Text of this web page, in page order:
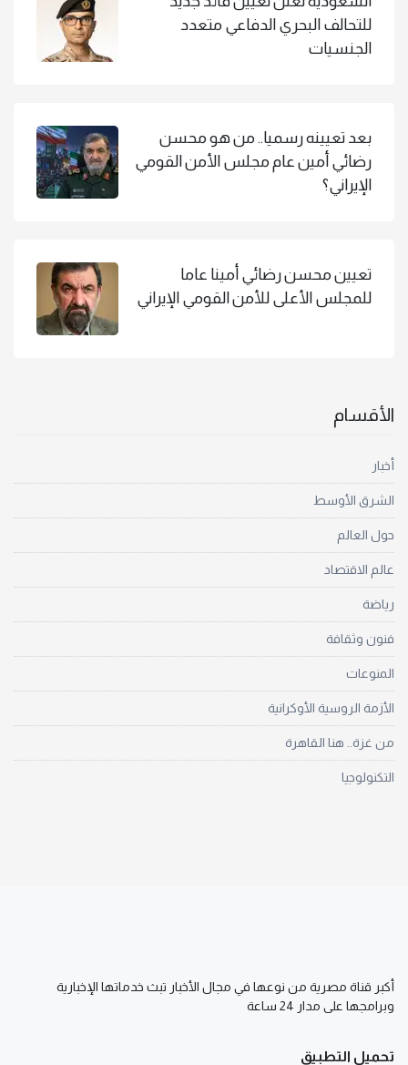
للتحالف البحري الدفاعي متعدد
الجنسيات
بعد تعيينه رسميا.. من هو محسن
رضائي أمين عام مجلس الأمن القومي
الإيراني؟
تعيين محسن رضائي أمينا عاما
للمجلس الأعلى للأمن القومي الإيراني
الأقسام
أخبار
الشرق الأوسط
حول العالم
عالم الاقتصاد
رياضة
فنون وثقافة
المنوعات
الأزمة الروسية الأوكرانية
من غزة.. هنا القاهرة
التكنولوجيا
أكبر قناة مصرية من نوعها في مجال الأخبار تبث خدماتها الإخبارية
وبرامجها على مدار 24 ساعة
تحميل التطبيق